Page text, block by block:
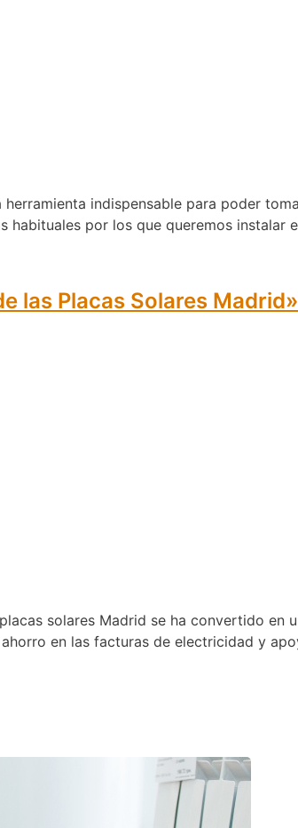
indispensable para poder
por los que queremos instalar
las Placas Solares Madrid»
solares Madrid se ha convertido en
en las facturas de electricidad y